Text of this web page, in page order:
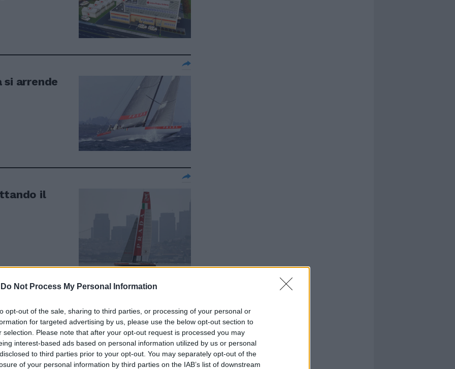
Do Not Process My Personal Information
opt-out of the sale, sharing to third parties, or processing of your personal or
for targeted advertising by us, please use the below opt-out section to
selection. Please note that after your opt-out request is processed you may
interest-based ads based on personal information utilized by us or personal
to third parties prior to your opt-out. You may separately opt-out of the
of your personal information by third parties on the IAB’s list of downstream
si arrende
il
1913,